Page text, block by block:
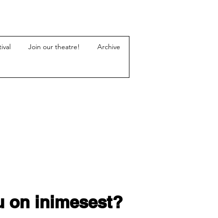
Join our theatre! Archive
on inimesest?